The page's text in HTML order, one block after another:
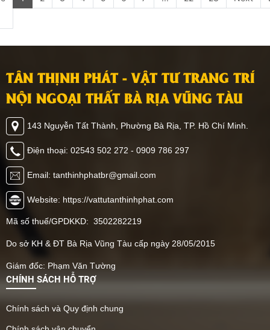
nhưng có trọng lượng nhẹ
khác mà bạn không thể
ngờ đến. Hãy cùng Tân
Thịnh Phát khám phá
ngay vật liệu này có thể
ứng dụng như thế nào
nhé.
này, Tân Thịnh Phát Bà
giúp bạn có thêm ý tưởng
trang trí không gian nhà
mình, cùng tham khảo
TÂN THỊNH PHÁT - VẬT TƯ TRANG TRÍ
NỘI NGOẠI THẤT BÀ RỊA VŨNG TÀU
143 Nguyễn Tất Thành, Phường Bà Rịa, TP. Hồ Chí Minh.
Điện thoại: 02543 502 272 - 0909 786 297
Email: tanthinhphatbr@gmail.com
Website: https://vattutanthinhphat.com
Mã số thuế/GPDKKD: 3502282219
Do sở KH & ĐT Bà Rịa Vũng Tàu cấp ngày 28/05/2015
Giám đốc: Phạm Văn Tường
CHÍNH SÁCH HỖ TRỢ
Chính sách và Quy định chung